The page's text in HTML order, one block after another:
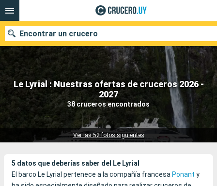
Le Lyrial : Nuestras ofertas de cruceros 2026 -
2027
38 cruceros encontrados
Ver las 52 fotos siguientes
Encontrar un crucero
Nuestros destinos
Fecha de salida
Compañías
5 datos que deberías saber del Le Lyrial
El barco Le Lyrial pertenece a la compañía francesa Ponant y